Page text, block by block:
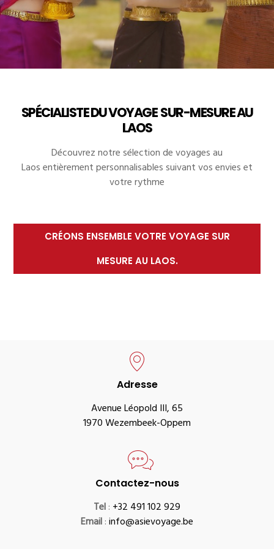
SPÉCIALISTE DU VOYAGE SUR-MESURE AU
LAOS
Découvrez notre sélection de voyages au
Laos entièrementpersonnalisablessuivant vos envies et
votre rythme
CRÉONS ENSEMBLE VOTRE VOYAGE SUR
MESURE AU LAOS.
Adresse
Avenue Léopold III, 65
1970 Wezembeek-Oppem
Contactez-nous
Tel: +32 491 102 929
Email:info@asievoyage.be